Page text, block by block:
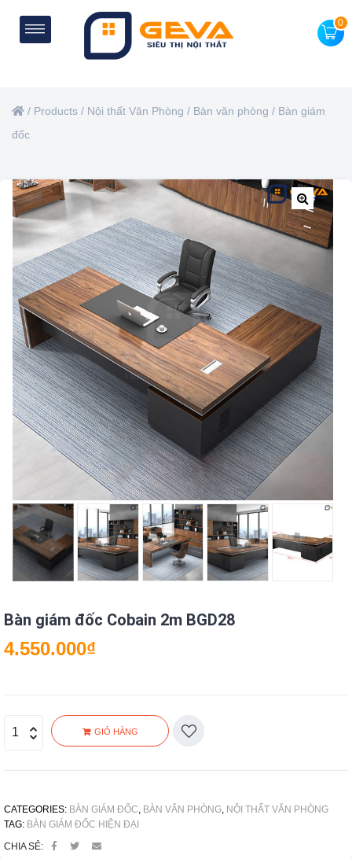
0
/ Products / Nội thất Văn Phòng / Bàn văn phòng / Bàn giám
đốc
🔍
Bàn giám đốc Cobain 2m BGD28
4.550.000₫
GIỎ HÀNG
CATEGORIES: BÀN GIÁM ĐỐC, BÀN VĂN PHÒNG, NỘI THẤT VĂN PHÒNG
TAG: BÀN GIÁM ĐỐC HIỆN ĐẠI
CHIA SẺ: